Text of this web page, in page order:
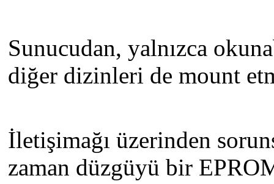
Sunucudan, yalnızca
diğer dizinleri de mount
İletişimağı üzerinden
zaman düzgüyü bir